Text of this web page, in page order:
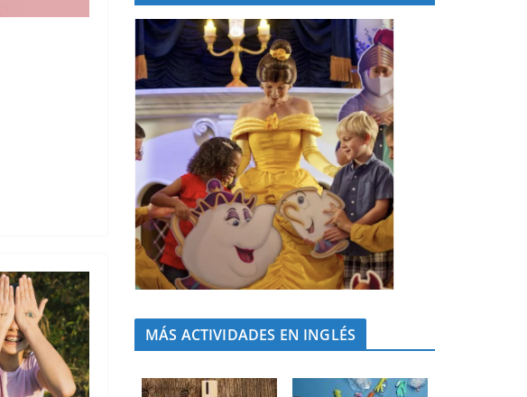
MÁS ACTIVIDADES EN INGLÉS